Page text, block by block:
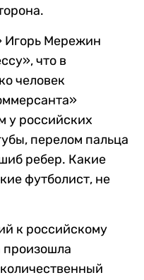
Мережин
что в
человек
у российских
перелом пальца
ребер. Какие
футболист, не
к российскому
произошла